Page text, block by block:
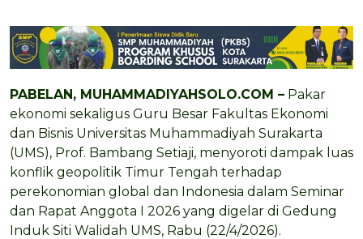
PABELAN, MUHAMMADIYAHSOLO.COM – Pakar
ekonomi sekaligus Guru Besar Fakultas Ekonomi
dan Bisnis Universitas Muhammadiyah Surakarta
(UMS), Prof. Bambang Setiaji, menyoroti dampak luas
konflik geopolitik Timur Tengah terhadap
perekonomian global dan Indonesia dalam Seminar
dan Rapat Anggota I 2026 yang digelar di Gedung
Induk Siti Walidah UMS, Rabu (22/4/2026).